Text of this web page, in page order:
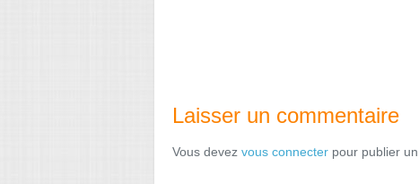
Laisser un commentaire
Vous devez vous connecter pour publier